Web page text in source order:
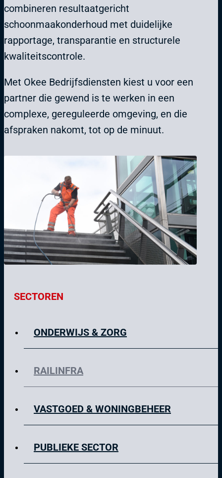
combineren resultaatgericht
schoonmaakonderhoud met duidelijke
rapportage, transparantie en structurele
kwaliteitscontrole.
Met Okee Bedrijfsdiensten kiest u voor een
partner die gewend is te werken in een
complexe, gereguleerde omgeving, en die
afspraken nakomt, tot op de minuut.
SECTOREN
ONDERWIJS & ZORG
RAILINFRA
VASTGOED & WONINGBEHEER
PUBLIEKE SECTOR